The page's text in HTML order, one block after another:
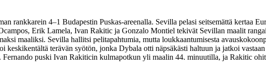
rankkarein 4–1 Budapestin Puskas-areenalla. Sevilla pelasi seitsemättä kertaa
Erik Lamela, Ivan Rakitic ja Gonzalo Montiel tekivät Sevillan maalit
maaliksi. Sevilla hallitsi pelitapahtumia, mutta loukkaantumisesta
terävän syötön, jonka Dybala otti näpsäkästi haltuun ja jatkoi
puski Ivan Rakiticin kulmapotkun yli maalin 44. minuutilla, ja Rakitic